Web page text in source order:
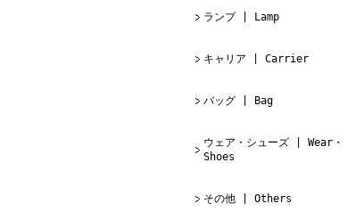
ランプ | Lamp
キャリア | Carrier
バッグ | Bag
ウェア・シューズ | Wear・
Shoes
その他 | Others